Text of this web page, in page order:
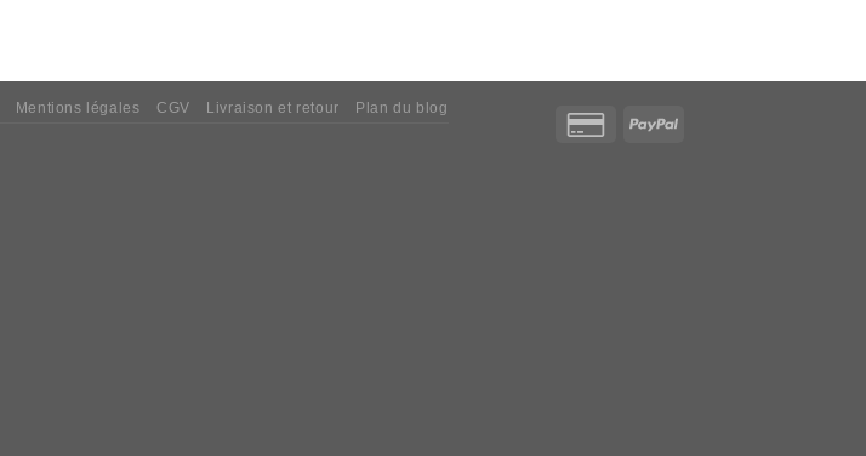
Mentions légales CGV Livraison et retour Plan du blog